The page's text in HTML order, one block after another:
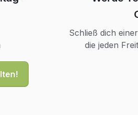
Schließ dich
die jeden